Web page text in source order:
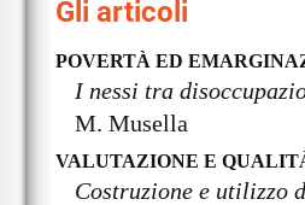
Gli articoli
POVERTÀ ED
I nessi tra
M. Musella
VALUTAZIONE E
Costruzione e utilizzo